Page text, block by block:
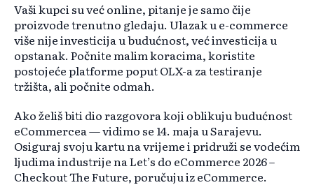
Vaši kupci su već online, pitanje je samo čije
proizvode trenutno gledaju. Ulazak u e-commerce
više nije investicija u budućnost, već investicija u
opstanak. Počnite malim koracima, koristite
postojeće platforme poput OLX-a za testiranje
tržišta, ali počnite odmah.
Ako želiš biti dio razgovora koji oblikuju budućnost
eCommercea — vidimo se 14. maja u Sarajevu.
Osiguraj svoju kartu na vrijeme i pridruži se vodećim
ljudima industrije na Let’s do eCommerce 2026 –
Checkout The Future, poručuju iz eCommerce.